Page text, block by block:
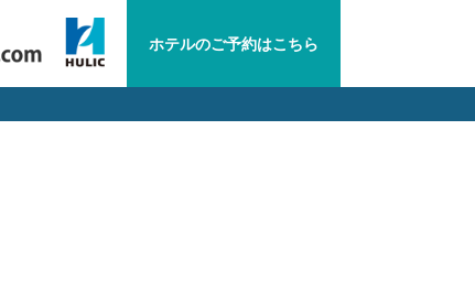
ホテルのご予約はこちら